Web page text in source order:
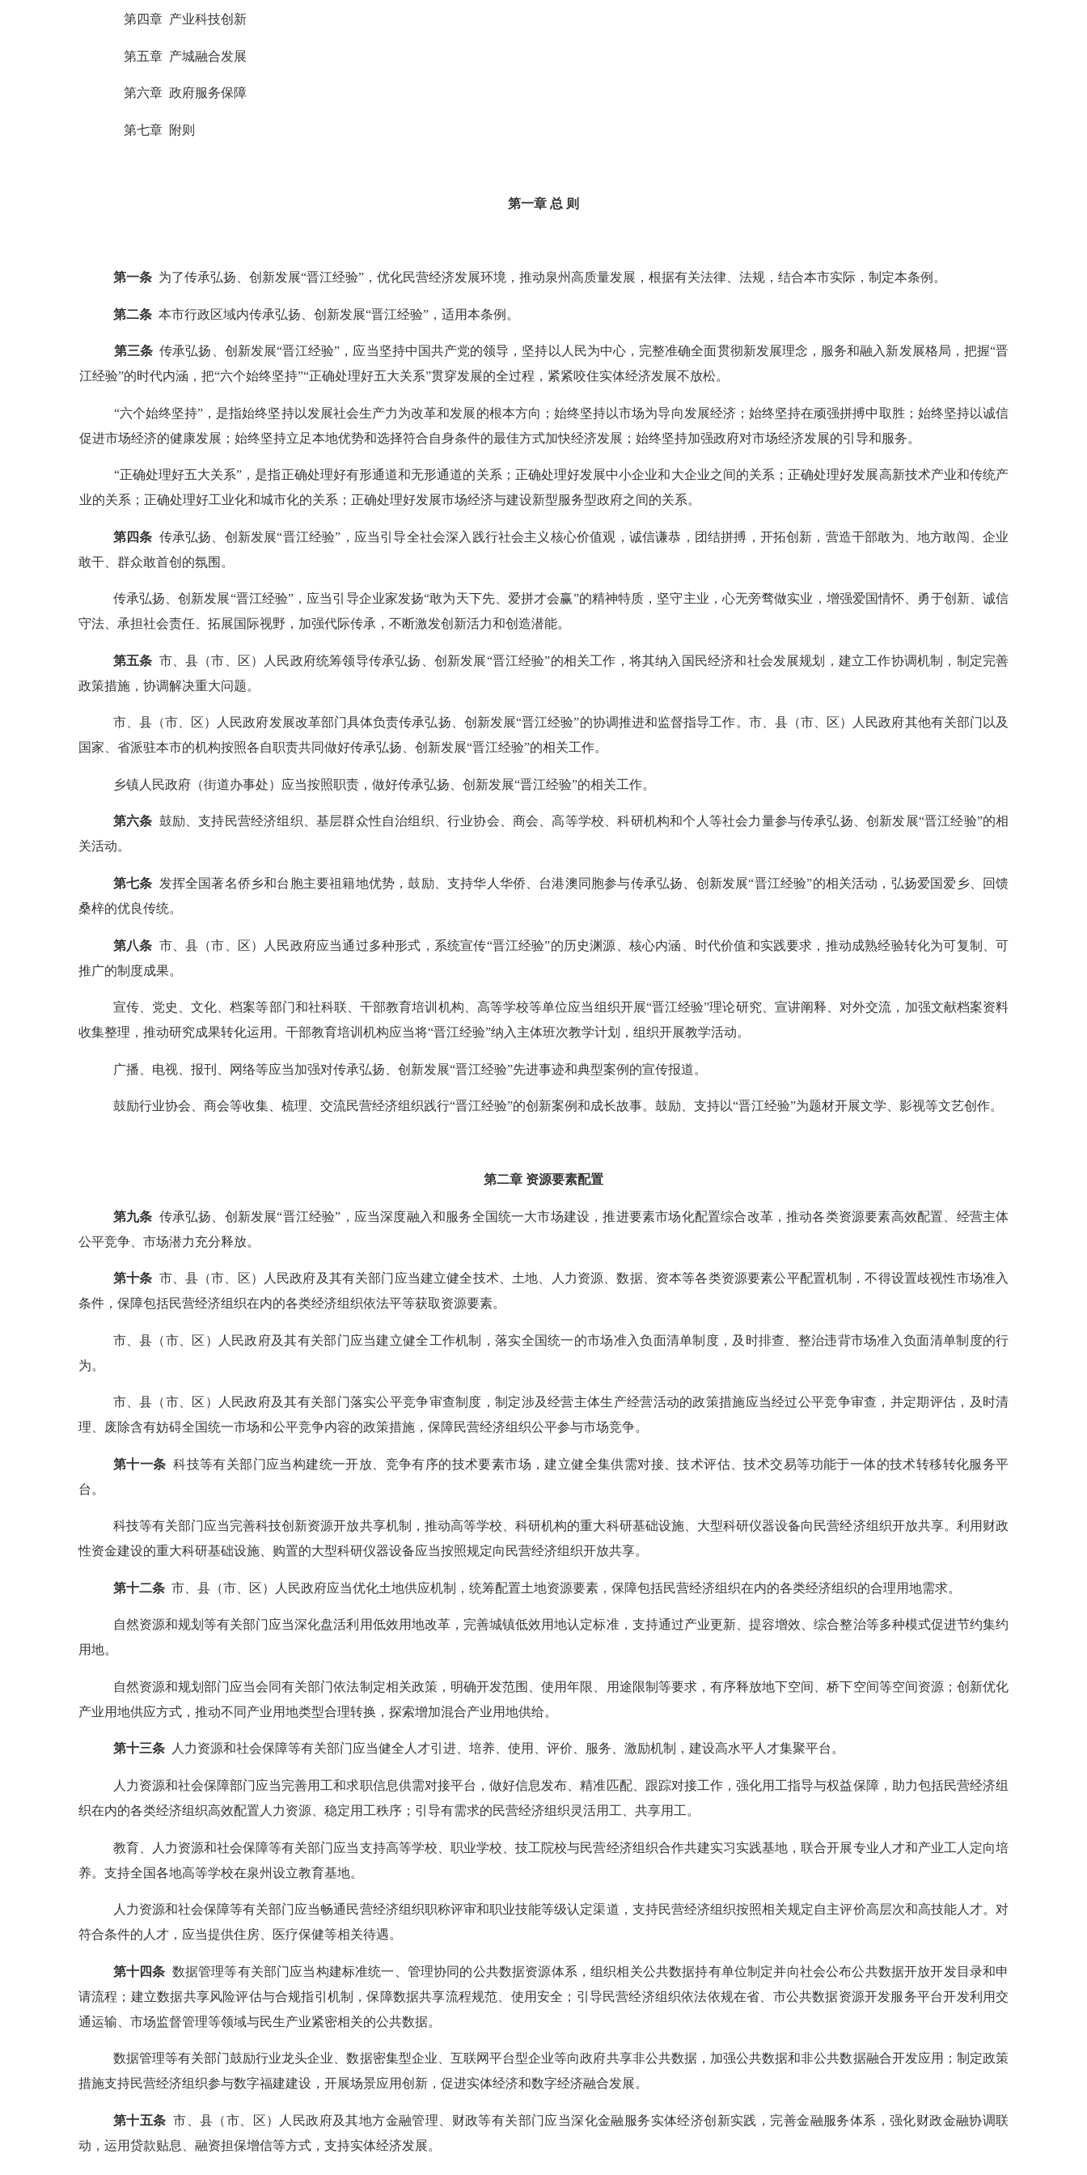
第四章 产业科技创新
第五章 产城融合发展
第六章 政府服务保障
第七章 附则
第一章 总 则
第一条 为了传承弘扬、创新发展“晋江经验”，优化民营经济发展环境，推动泉州高质量发展，根据有关法律、法规，结合本市实际，制定本条例。
第二条 本市行政区域内传承弘扬、创新发展“晋江经验”，适用本条例。
第三条 传承弘扬、创新发展“晋江经验”，应当坚持中国共产党的领导，坚持以人民为中心，完整准确全面贯彻新发展理念，服务和融入新发展格局，把握“晋
江经验”的时代内涵，把“六个始终坚持”“正确处理好五大关系”贯穿发展的全过程，紧紧咬住实体经济发展不放松。
“六个始终坚持”，是指始终坚持以发展社会生产力为改革和发展的根本方向；始终坚持以市场为导向发展经济；始终坚持在顽强拼搏中取胜；始终坚持以诚信
促进市场经济的健康发展；始终坚持立足本地优势和选择符合自身条件的最佳方式加快经济发展；始终坚持加强政府对市场经济发展的引导和服务。
“正确处理好五大关系”，是指正确处理好有形通道和无形通道的关系；正确处理好发展中小企业和大企业之间的关系；正确处理好发展高新技术产业和传统产
业的关系；正确处理好工业化和城市化的关系；正确处理好发展市场经济与建设新型服务型政府之间的关系。
第四条 传承弘扬、创新发展“晋江经验”，应当引导全社会深入践行社会主义核心价值观，诚信谦恭，团结拼搏，开拓创新，营造干部敢为、地方敢闯、企业
敢干、群众敢首创的氛围。
传承弘扬、创新发展“晋江经验”，应当引导企业家发扬“敢为天下先、爱拼才会赢”的精神特质，坚守主业，心无旁骛做实业，增强爱国情怀、勇于创新、诚信
守法、承担社会责任、拓展国际视野，加强代际传承，不断激发创新活力和创造潜能。
第五条 市、县（市、区）人民政府统筹领导传承弘扬、创新发展“晋江经验”的相关工作，将其纳入国民经济和社会发展规划，建立工作协调机制，制定完善
政策措施，协调解决重大问题。
市、县（市、区）人民政府发展改革部门具体负责传承弘扬、创新发展“晋江经验”的协调推进和监督指导工作。市、县（市、区）人民政府其他有关部门以及
国家、省派驻本市的机构按照各自职责共同做好传承弘扬、创新发展“晋江经验”的相关工作。
乡镇人民政府（街道办事处）应当按照职责，做好传承弘扬、创新发展“晋江经验”的相关工作。
第六条 鼓励、支持民营经济组织、基层群众性自治组织、行业协会、商会、高等学校、科研机构和个人等社会力量参与传承弘扬、创新发展“晋江经验”的相
关活动。
第七条 发挥全国著名侨乡和台胞主要祖籍地优势，鼓励、支持华人华侨、 台港澳同胞参与传承弘扬、创新发展“晋江经验”的相关活动，弘扬爱国爱乡、回馈
桑梓的优良传统。
第八条 市、县（市、区）人民政府应当通过多种形式，系统宣传“晋江经验”的历史渊源、核心内涵、时代价值和实践要求，推动成熟经验转化为可复制、可
推广的制度成果。
宣传、党史、文化、档案等部门和社科联、干部教育培训机构、高等学校等单位应当组织开展“晋江经验”理论研究、宣讲阐释、对外交流，加强文献档案资料
收集整理，推动研究成果转化运用。干部教育培训机构应当将“晋江经验”纳入主体班次教学计划，组织开展教学活动。
广播、电视、报刊、网络等应当加强对传承弘扬、创新发展“晋江经验”先进事迹和典型案例的宣传报道。
鼓励行业协会、商会等收集、梳理、交流民营经济组织践行“晋江经验”的创新案例和成长故事。鼓励、支持以“晋江经验”为题材开展文学、影视等文艺创作。
第二章 资源要素配置
第九条 传承弘扬、创新发展“晋江经验”，应当深度融入和服务全国统一大市场建设，推进要素市场化配置综合改革，推动各类资源要素高效配置、经营主体
公平竞争、市场潜力充分释放。
第十条 市、县（市、区）人民政府及其有关部门应当建立健全技术、土地、人力资源、数据、资本等各类资源要素公平配置机制，不得设置歧视性市场准入
条件，保障包括民营经济组织在内的各类经济组织依法平等获取资源要素。
市、县（市、区）人民政府及其有关部门应当建立健全工作机制，落实全国统一的市场准入负面清单制度，及时排查、整治违背市场准入负面清单制度的行
为。
市、县（市、区）人民政府及其有关部门落实公平竞争审查制度，制定涉及经营主体生产经营活动的政策措施应当经过公平竞争审查，并定期评估，及时清
理、废除含有妨碍全国统一市场和公平竞争内容的政策措施，保障民营经济组织公平参与市场竞争。
第十一条科技等有关部门应当构建统一开放、竞争有序的技术要素市场，建立健全集供需对接、技术评估、技术交易等功能于一体的技术转移转化服务平
台。
科技等有关部门应当完善科技创新资源开放共享机制，推动高等学校、科研机构的重大科研基础设施、大型科研仪器设备向民营经济组织开放共享。利用财政
性资金建设的重大科研基础设施、购置的大型科研仪器设备应当按照规定向民营经济组织开放共享。
第十二条 市、县（市、区）人民政府应当优化土地供应机制，统筹配置土地资源要素，保障包括民营经济组织在内的各类经济组织的合理用地需求。
自然资源和规划等有关部门应当深化盘活利用低效用地改革，完善城镇低效用地认定标准，支持通过产业更新、提容增效、综合整治等多种模式促进节约集约
用地。
自然资源和规划部门应当会同有关部门依法制定相关政策，明确开发范围、使用年限、用途限制等要求，有序释放地下空间、桥下空间等空间资源；创新优化
产业用地供应方式，推动不同产业用地类型合理转换，探索增加混合产业用地供给。
第十三条 人力资源和社会保障等有关部门应当健全人才引进、培养、使用、评价、服务、激励机制，建设高水平人才集聚平台。
人力资源和社会保障部门应当完善用工和求职信息供需对接平台，做好信息发布、精准匹配、跟踪对接工作，强化用工指导与权益保障，助力包括民营经济组
织在内的各类经济组织高效配置人力资源、稳定用工秩序；引导有需求的民营经济组织灵活用工、共享用工。
教育、人力资源和社会保障等有关部门应当支持高等学校、职业学校、技工院校与民营经济组织合作共建实习实践基地，联合开展专业人才和产业工人定向培
养。支持全国各地高等学校在泉州设立教育基地。
人力资源和社会保障等有关部门应当畅通民营经济组织职称评审和职业技能等级认定渠道，支持民营经济组织按照相关规定自主评价高层次和高技能人才。对
符合条件的人才，应当提供住房、医疗保健等相关待遇。
第十四条 数据管理等有关部门应当构建标准统一、管理协同的公共数据资源体系，组织相关公共数据持有单位制定并向社会公布公共数据开放开发目录和申
请流程；建立数据共享风险评估与合规指引机制，保障数据共享流程规范、使用安全；引导民营经济组织依法依规在省、市公共数据资源开发服务平台开发利用交
通运输、市场监督管理等领域与民生产业紧密相关的公共数据。
数据管理等有关部门鼓励行业龙头企业、数据密集型企业、互联网平台型企业等向政府共享非公共数据，加强公共数据和非公共数据融合开发应用；制定政策
措施支持民营经济组织参与数字福建建设，开展场景应用创新，促进实体经济和数字经济融合发展。
第十五条 市、县（市、区）人民政府及其地方金融管理、财政等有关部门应当深化金融服务实体经济创新实践，完善金融服务体系，强化财政金融协调联
动，运用贷款贴息、融资担保增信等方式，支持实体经济发展。